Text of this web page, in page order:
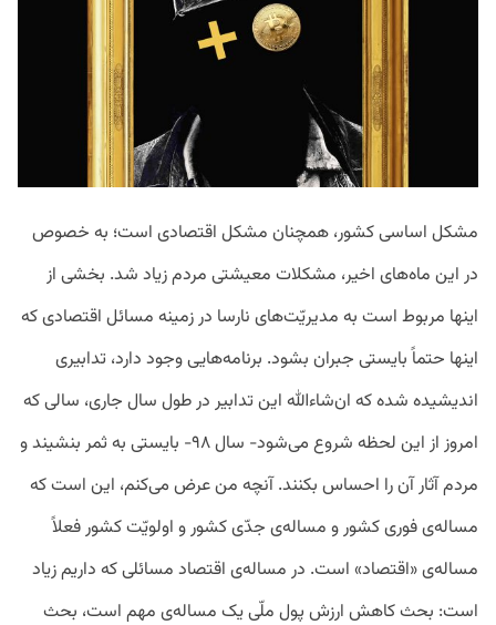
مشکل اساسی کشور، همچنان مشکل اقتصادی است؛ به خصوص
در این ماه‌های اخیر، مشکلات معیشتی مردم زیاد شد. بخشی از
اینها مربوط است به مدیریّت‌های نارسا در زمینه مسائل اقتصادی که
اینها حتماً بایستی جبران بشود. برنامه‌هایی وجود دارد، تدابیری
اندیشیده شده که ان‌شاءالله این تدابیر در طول سال جاری، سالی که
امروز از این لحظه شروع می‌شود- سال ۹۸- بایستی به ثمر بنشیند و
مردم آثار آن را احساس بکنند. آنچه من عرض می‌کنم، این است که
مساله‌ی فوری کشور و مساله‌ی جدّی کشور و اولویّت کشور فعلاً
مساله‌ی «اقتصاد» است. در مساله‌ی اقتصاد مسائلی که داریم زیاد
است: بحث کاهش ارزش پول ملّی یک مساله‌ی مهم است، بحث